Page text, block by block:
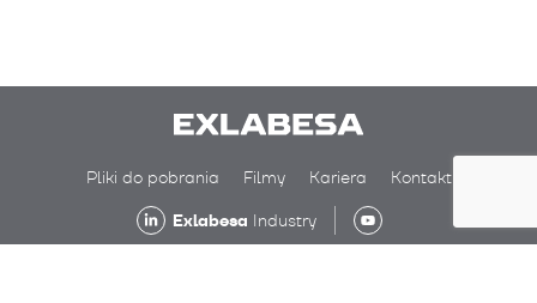
Pliki do pobrania Filmy Kariera Kontakt
Exlabesa Industry